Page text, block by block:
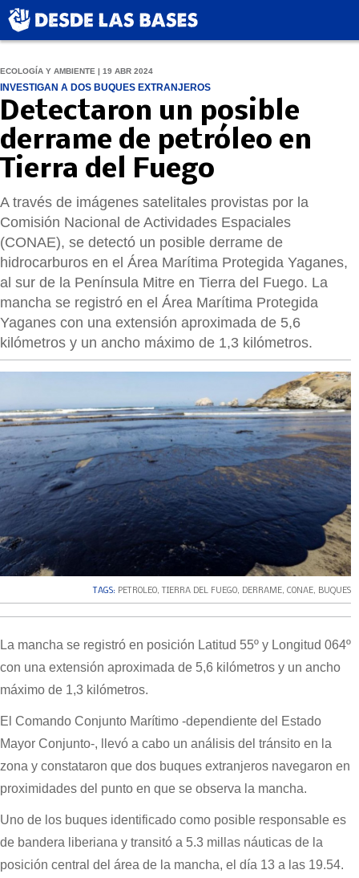
ECOLOGÍA Y AMBIENTE | 19 ABR 2024
INVESTIGAN A DOS BUQUES EXTRANJEROS
Detectaron un posible
derrame de petróleo en
Tierra del Fuego
A través de imágenes satelitales provistas por la
Comisión Nacional de Actividades Espaciales
(CONAE), se detectó un posible derrame de
hidrocarburos en el Área Marítima Protegida Yaganes,
al sur de la Península Mitre en Tierra del Fuego. La
mancha se registró en el Área Marítima Protegida
Yaganes con una extensión aproximada de 5,6
kilómetros y un ancho máximo de 1,3 kilómetros.
TAGS: PETROLEO, TIERRA DEL FUEGO, DERRAME, CONAE, BUQUES
La mancha se registró en posición Latitud 55º y Longitud 064º
con una extensión aproximada de 5,6 kilómetros y un ancho
máximo de 1,3 kilómetros.
El Comando Conjunto Marítimo -dependiente del Estado
Mayor Conjunto-, llevó a cabo un análisis del tránsito en la
zona y constataron que dos buques extranjeros navegaron en
proximidades del punto en que se observa la mancha.
Uno de los buques identificado como posible responsable es
de bandera liberiana y transitó a 5.3 millas náuticas de la
posición central del área de la mancha, el día 13 a las 19.54.